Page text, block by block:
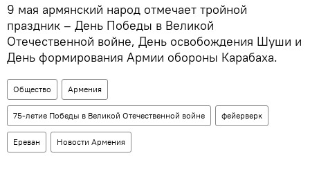
9 мая армянский народ отмечает тройной
праздник – День Победы в Великой
Отечественной войне, День освобождения Шуши и
День формирования Армии обороны Карабаха.
Общество Армения
75-летие Победы в Великой Отечественной войне фейерверк
Ереван Новости Армения